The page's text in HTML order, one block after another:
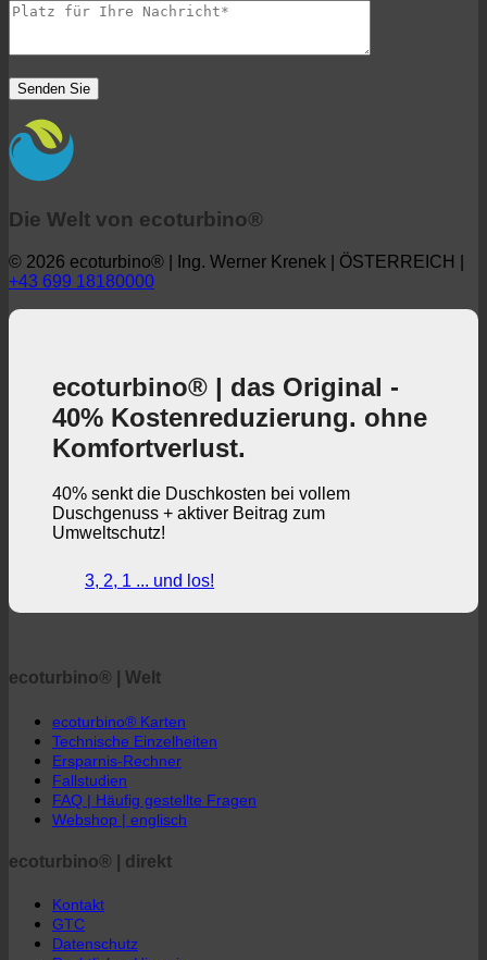
+43 699 18180000
ecoturbino® | das Original -
40% Kostenreduzierung. ohne
Komfortverlust.
Umweltschutz!
3, 2, 1 ... und los!
ecoturbino® | Welt
Technische Einzelheiten
Webshop | englisch
Kontakt
GTC
Datenschutz
Rechtlicher Hinweis
ecoturbino® Mittlerer Osten
Die Welt von ecoturbino®
© 2026 ecoturbino® | Ressourcen Saving GmbH | AUSTRIA